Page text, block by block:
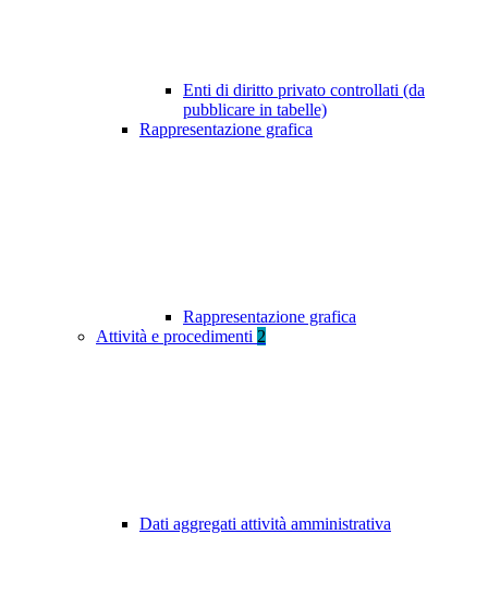
Enti di diritto privato controllati (da
pubblicare in tabelle)
Rappresentazione grafica
Rappresentazione grafica
Attività e procedimenti 2
Dati aggregati attività amministrativa